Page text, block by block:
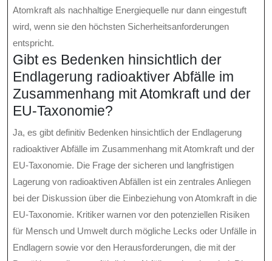
Atomkraft als nachhaltige Energiequelle nur dann eingestuft
wird, wenn sie den höchsten Sicherheitsanforderungen
entspricht.
Gibt es Bedenken hinsichtlich der
Endlagerung radioaktiver Abfälle im
Zusammenhang mit Atomkraft und der
EU-Taxonomie?
Ja, es gibt definitiv Bedenken hinsichtlich der Endlagerung
radioaktiver Abfälle im Zusammenhang mit Atomkraft und der
EU-Taxonomie. Die Frage der sicheren und langfristigen
Lagerung von radioaktiven Abfällen ist ein zentrales Anliegen
bei der Diskussion über die Einbeziehung von Atomkraft in die
EU-Taxonomie. Kritiker warnen vor den potenziellen Risiken
für Mensch und Umwelt durch mögliche Lecks oder Unfälle in
Endlagern sowie vor den Herausforderungen, die mit der